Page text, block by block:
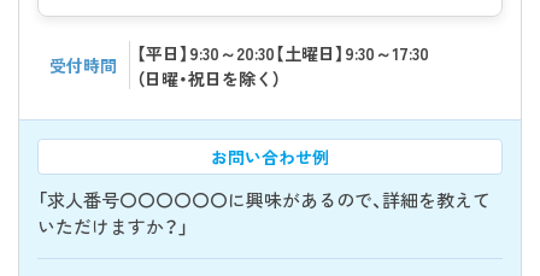
受付時間
【平日】9:30～20:30【土曜日】9:30～17:30
（日曜・祝日を除く）
お問い合わせ例
「求人番号〇〇〇〇〇〇に興味があるので、詳細を教えて
いただけますか？」